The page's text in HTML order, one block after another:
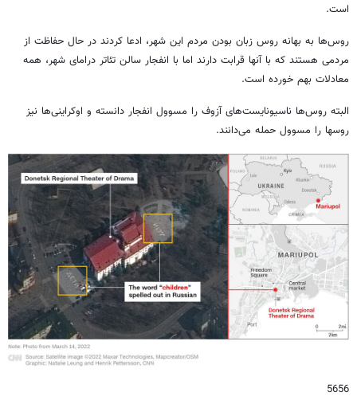
است.
روس‌ها به بهانه روس زبان بودن مردم این شهر، ادعا کردند در حال حفاظت از
مردمی هستند که با آنها قرابت دارند اما با انفجار سالن تئاتر درامای شهر، همه
معادلات بهم خورده است.
البته روس‌ها ناسیونایست‌های آزوف را مسوول انفجار دانسته و اوکراینی‌ها نیز
روسها را مسوول حمله می‌دانند.
5656